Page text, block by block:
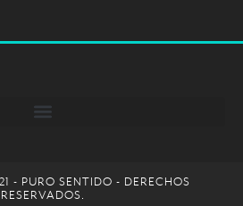
- PURO SENTIDO - DERECHOS
RESERVADOS.